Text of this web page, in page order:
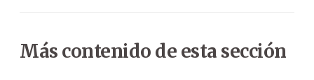
Más contenido de esta sección